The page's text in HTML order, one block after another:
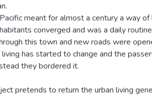
meant for almost a century a way of
converged and was a daily
this town and new roads were
has started to change and the
they bordered it.
pretends to return the urban living